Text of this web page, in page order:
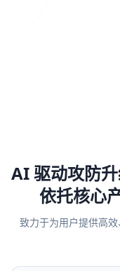
AI 驱动攻防升
依托核心
致力于为用户提供高